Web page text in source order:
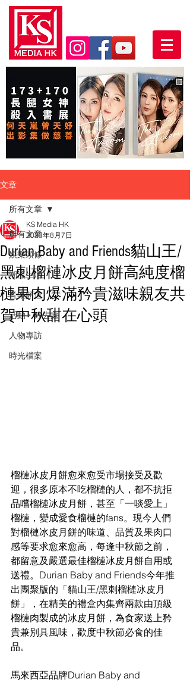
文章
所有文章
娛樂頭條
潮流生活
音樂頻道
活動・好去處
人物專訪
時光檔案
所有文章
Durian Baby and Friends貓山王/
黑刺榴槤冰皮月餅高純度榴
槤果肉爆滿矜貴滋味親友共
賀中秋甜在心頭
KS Media HK
2023年8月7日
榴槤冰皮月餅愈來愈受市場接受及歡
迎，很多原本不吃榴槤的人，都不抗拒
品嚐榴槤冰皮月餅，甚至「一啖愛上」
榴槤，變成愛食榴槤的fans。現今人們
對榴槤冰皮月餅的味道、品質及果肉口
感等要求愈來愈高，每逢中秋節之前，
都留意及嚴選最佳榴槤冰皮月餅自用或
送禮。Durian Baby and Friends今年推
出團聚版的「貓山王/黑刺榴槤冰皮月
餅」，在精美的禮盒內集齊兩款由頂級
榴槤肉製成的冰皮月餅，為食家送上矜
貴兼別具風味，歡度中秋節必食的佳
品。
馬來西亞品牌Durian Baby and